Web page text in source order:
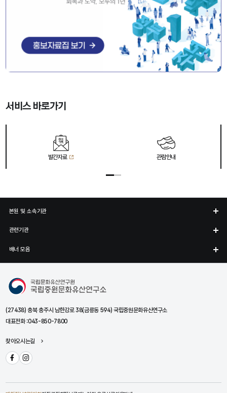
서비스 바로가기
발간자료 관람안내
본원 및 소속기관
관련기관
배너 모음
국립중원문화유산연구소
(27438) 충북 충주시 남한강로 38(금릉동 594) 국립중원문화유산연구소
대표전화 :043-850-7800
찾아오시는길
페이스북인스타그램